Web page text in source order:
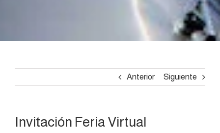
Anterior Siguiente
Invitación Feria Virtual